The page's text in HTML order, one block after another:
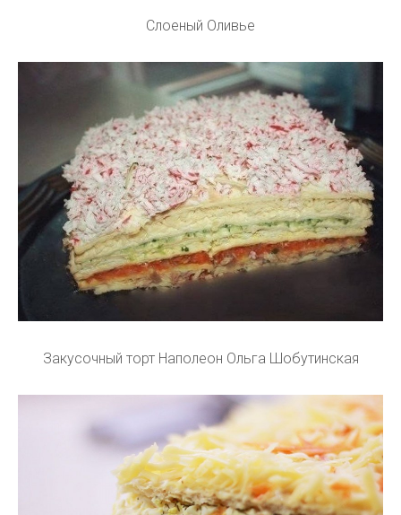
Слоеный Оливье
Закусочный торт Наполеон Ольга Шобутинская